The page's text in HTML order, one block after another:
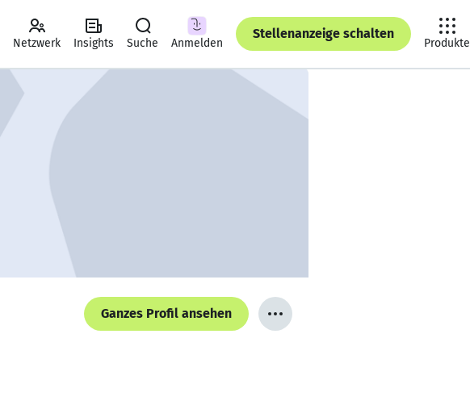
Netzwerk Insights Suche Anmelden
Stellenanzeige schalten
Produkte
Ganzes Profil ansehen